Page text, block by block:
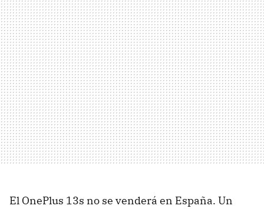
El OnePlus 13s no se venderá en España. Un